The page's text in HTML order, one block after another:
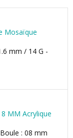
Mosaïque
mm / 14 G -
MM Acrylique
: 08 mm